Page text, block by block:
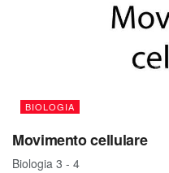
BIOLOGIA
Movimento cellulare
Biologia 3 - 4